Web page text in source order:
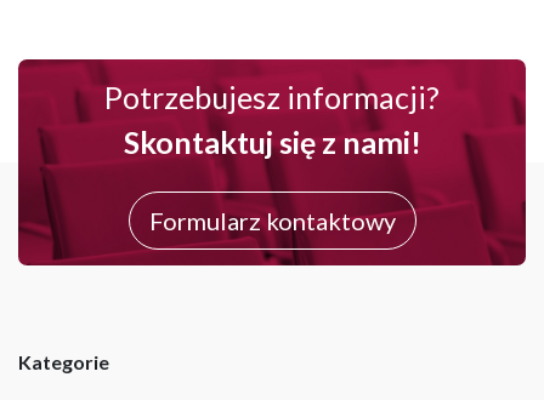
Potrzebujesz informacji?
Skontaktuj się z nami!
Formularz kontaktowy
Kategorie